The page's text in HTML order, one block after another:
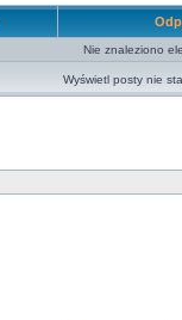
Nie znaleziono
Wyświetl posty nie